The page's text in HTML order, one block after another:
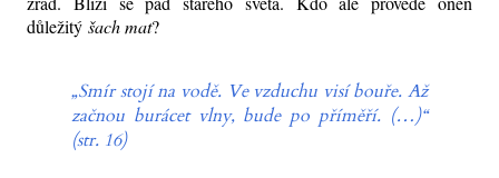
důležitý šach mat?
„Smír stojí na vodě. Ve vzduchu visí bouře. Až
začnou burácet vlny, bude po příměří. (…)“
(str. 16)